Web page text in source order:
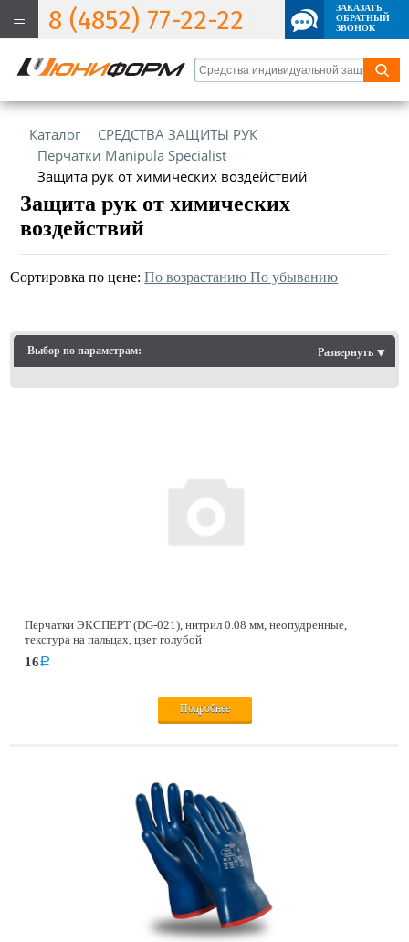
8 (4852) 77-22-22
ЗАКАЗАТЬ
ОБРАТНЫЙ
ЗВОНОК
Каталог
СРЕДСТВА ЗАЩИТЫ РУК
Перчатки Manipula Specialist
Защита рук от химических воздействий
Защита рук от химических
воздействий
Сортировка по цене:По возрастаниюПо убыванию
Выбор по параметрам: Развернуть ⯆
Перчатки ЭКСПЕРТ (DG-021), нитрил 0.08 мм, неопудренные,
текстура на пальцах, цвет голубой
16a
Подробнее